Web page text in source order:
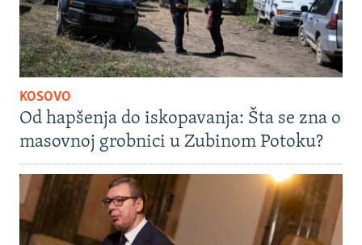
KOSOVO
Od hapšenja do iskopavanja: Šta se zna o
masovnoj grobnici u Zubinom Potoku?